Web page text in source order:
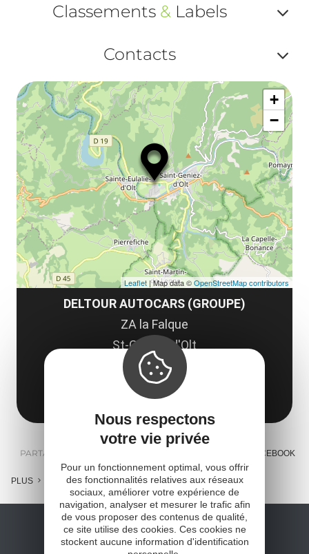
Classements & Labels
ou
Contacts
ou
DELTOUR AUTOCARS (GROUPE)
ZA la Falque
St-Geniez-d'Olt
12130 Saint-Geniez-d'Olt-et-d'Aubrac
Obtenir l'itinéraire
+
−
Leaflet | Map data ©OpenStreetMap contributors
PARTAGER : FACEBOOK
PLUS
Nous respectons
votre vie privée
Pour un fonctionnement optimal, vous offrir
des fonctionnalités relatives aux réseaux
sociaux, améliorer votre expérience de
navigation, analyser et mesurer le trafic afin
de vous proposer des contenus de qualité,
ce site utilise des cookies. Ces cookies ne
stockent aucune information d'identification